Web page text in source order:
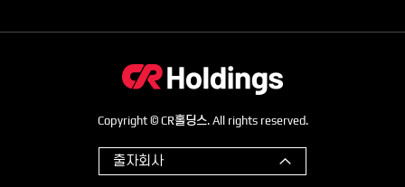
Copyright © CR홀딩스. All rights reserved.
출자회사